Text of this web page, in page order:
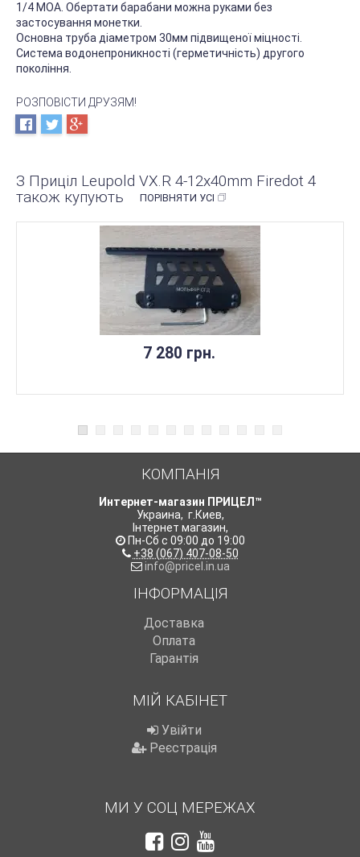
1/4 MOA. Обертати барабани можна руками без
застосування монетки.
Основна труба діаметром 30мм підвищеної міцності.
Система водонепроникності (герметичність) другого
покоління.
РОЗПОВІСТИ ДРУЗЯМ!
З Приціл Leupold VX.R 4-12x40mm Firedot 4
також купують
ПОРІВНЯТИ УСІ
7 280 грн.
КОМПАНІЯ
Интернет-магазин ПРИЦЕЛ™
Украина, г.Киев,
Інтернет магазин,
Пн-Сб с 09:00 до 19:00
+38 (067) 407-08-50
info@pricel.in.ua
ІНФОРМАЦІЯ
Доставка
Оплата
Гарантія
МІЙ КАБІНЕТ
Увійти
Реєстрація
МИ У СОЦ МЕРЕЖАХ